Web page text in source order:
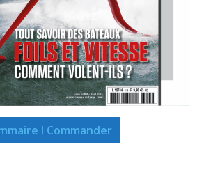
I Commander